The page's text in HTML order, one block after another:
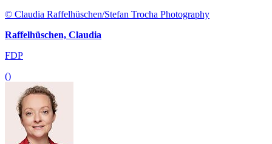
© Claudia Raffelhüschen/Stefan Trocha Photography
Raffelhüschen, Claudia
FDP
()